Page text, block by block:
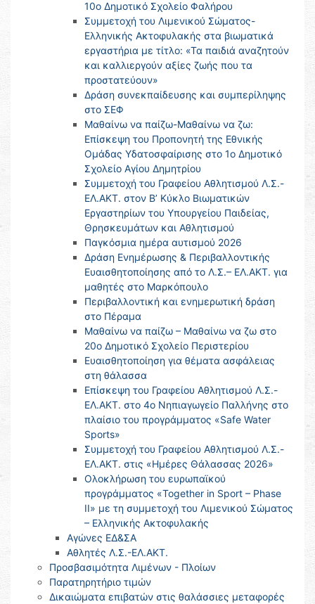
10ο Δημοτικό Σχολείο Φαλήρου
Συμμετοχή του Λιμενικού Σώματος-
Ελληνικής Ακτοφυλακής στα βιωματικά
εργαστήρια με τίτλο: «Τα παιδιά αναζητούν
και καλλιεργούν αξίες ζωής που τα
προστατεύουν»
Δράση συνεκπαίδευσης και συμπερίληψης
στο ΣΕΦ
Μαθαίνω να παίζω-Μαθαίνω να ζω:
Επίσκεψη του Προπονητή της Εθνικής
Ομάδας Υδατοσφαίρισης στο 1ο Δημοτικό
Σχολείο Αγίου Δημητρίου
Συμμετοχή του Γραφείου Αθλητισμού Λ.Σ.-
ΕΛ.ΑΚΤ. στον Β’ Κύκλο Βιωματικών
Εργαστηρίων του Υπουργείου Παιδείας,
Θρησκευμάτων και Αθλητισμού
Παγκόσμια ημέρα αυτισμού 2026
Δράση Ενημέρωσης & Περιβαλλοντικής
Ευαισθητοποίησης από το Λ.Σ.– ΕΛ.ΑΚΤ. για
μαθητές στο Μαρκόπουλο
Περιβαλλοντική και ενημερωτική δράση
στο Πέραμα
Μαθαίνω να παίζω – Μαθαίνω να ζω στο
20ο Δημοτικό Σχολείο Περιστερίου
Ευαισθητοποίηση για θέματα ασφάλειας
στη θάλασσα
Επίσκεψη του Γραφείου Αθλητισμού Λ.Σ.-
ΕΛ.ΑΚΤ. στο 4ο Νηπιαγωγείο Παλλήνης στο
πλαίσιο του προγράμματος «Safe Water
Sports»
Συμμετοχή του Γραφείου Αθλητισμού Λ.Σ.-
ΕΛ.ΑΚΤ. στις «Ημέρες Θάλασσας 2026»
Ολοκλήρωση του ευρωπαϊκού
προγράμματος «Together in Sport – Phase
II» με τη συμμετοχή του Λιμενικού Σώματος
– Ελληνικής Ακτοφυλακής
Αγώνες ΕΔ&ΣΑ
Αθλητές Λ.Σ.-ΕΛ.ΑΚΤ.
Προσβασιμότητα Λιμένων - Πλοίων
Παρατηρητήριο τιμών
Δικαιώματα επιβατών στις θαλάσσιες μεταφορές